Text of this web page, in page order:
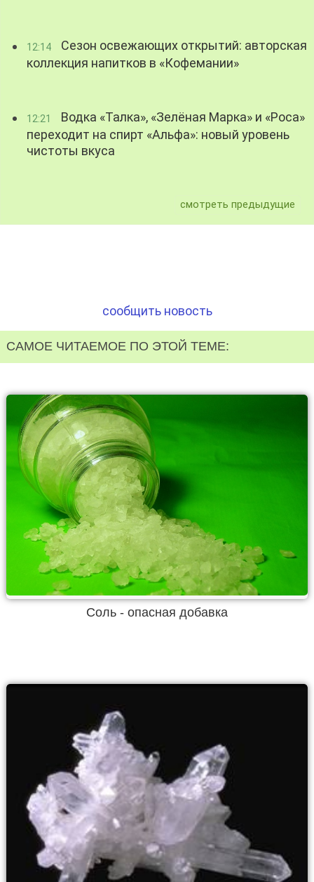
12:14
Сезон освежающих открытий: авторская
коллекция напитков в «Кофемании»
12:21
Водка «Талка», «Зелёная Марка» и «Роса»
переходит на спирт «Альфа»: новый уровень
чистоты вкуса
смотреть предыдущие
сообщить новость
САМОЕ ЧИТАЕМОЕ ПО ЭТОЙ ТЕМЕ:
Соль - опасная добавка